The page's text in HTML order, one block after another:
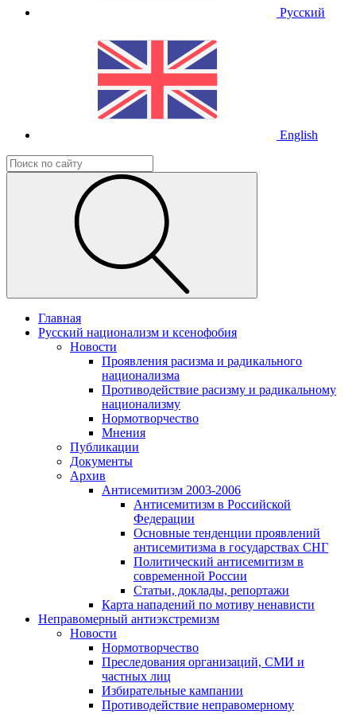
Русский
English
Главная
Русский национализм и ксенофобия
Новости
Проявления расизма и радикального
национализма
Противодействие расизму и радикальному
национализму
Нормотворчество
Мнения
Публикации
Документы
Архив
Антисемитизм 2003-2006
Антисемитизм в Российской
Федерации
Основные тенденции проявлений
антисемитизма в государствах СНГ
Политический антисемитизм в
современной России
Статьи, доклады, репортажи
Карта нападений по мотиву ненависти
Неправомерный антиэкстремизм
Новости
Нормотворчество
Преследования организаций, СМИ и
частных лиц
Избирательные кампании
Противодействие неправомерному